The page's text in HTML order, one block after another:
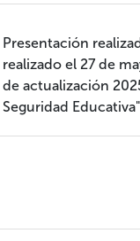
Presentación
realizado el 27 de
de actualización
Seguridad